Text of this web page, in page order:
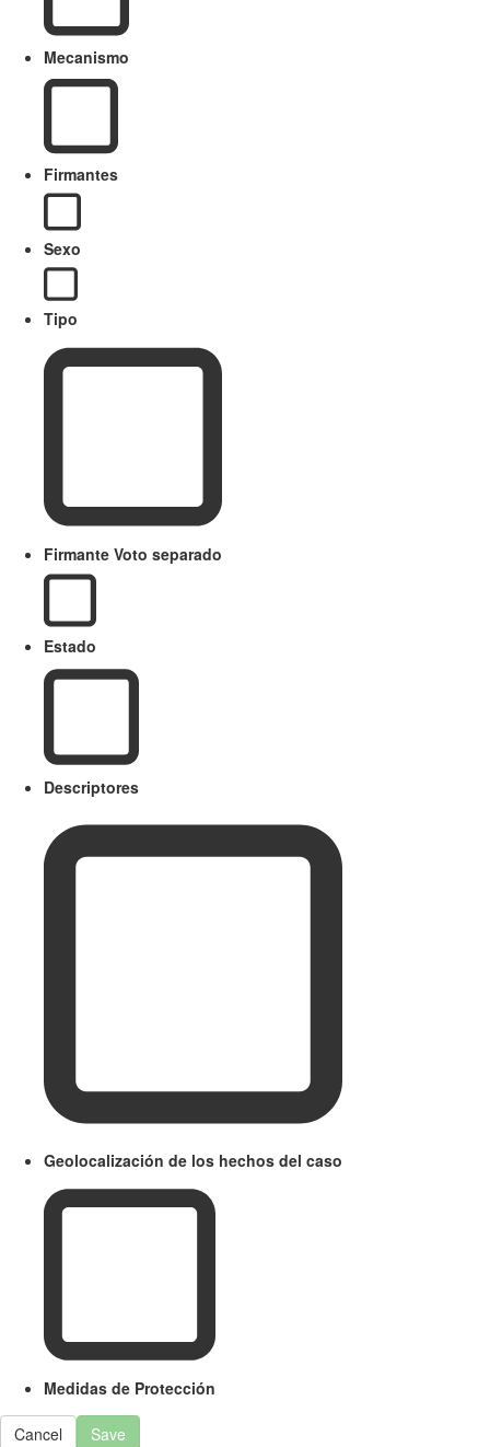
Mecanismo
Firmantes
Sexo
Tipo
Firmante Voto separado
Estado
Descriptores
Geolocalización de los hechos del caso
Medidas de Protección
Cancel Save